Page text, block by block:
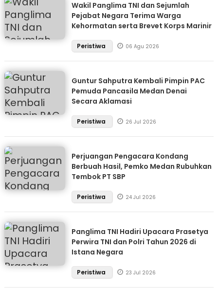
Wakil Panglima TNI dan Sejumlah
Pejabat Negara Terima Warga
Kehormatan serta Brevet Korps Marinir
Peristiwa 06 Agu 2026
Guntur Sahputra Kembali Pimpin PAC
Pemuda Pancasila Medan Denai
Secara Aklamasi
Peristiwa 26 Jul 2026
Perjuangan Pengacara Kondang
Berbuah Hasil, Pemko Medan Rubuhkan
Tembok PT SBP
Peristiwa 24 Jul 2026
Panglima TNI Hadiri Upacara Prasetya
Perwira TNI dan Polri Tahun 2026 di
Istana Negara
Peristiwa 23 Jul 2026